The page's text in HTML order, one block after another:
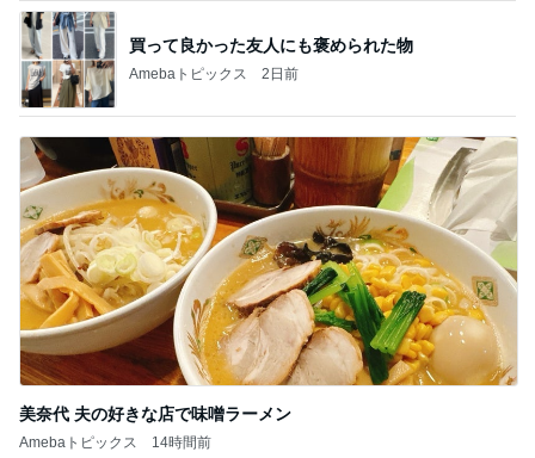
美奈代 夫の好きな店で味噌ラーメン
Amebaトピックス 14時間前
記事を読む
安めぐみ 家族での沖縄の夏休み
Amebaトピックス 1日前